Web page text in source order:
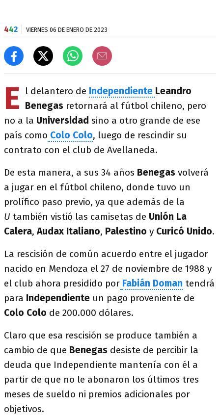
442 VIERNES 06 DE ENERO DE 2023
E l delantero de Independiente Leandro
Benegas retornará al fútbol chileno, pero
no a la Universidad sino a otro grande de ese
país como Colo Colo, luego de rescindir su
contrato con el club de Avellaneda.
De esta manera, a sus 34 años Benegas volverá
a jugar en el fútbol chileno, donde tuvo un
prolífico paso previo, ya que además de la
U también vistió las camisetas de Unión La
Calera,Audax Italiano, Palestino y Curicó Unido.
La rescisión de común acuerdo entre el jugador
nacido en Mendoza el 27 de noviembre de 1988 y
el club ahora presidido por Fabián Doman tendrá
para Independiente un pago proveniente de
Colo Colo de 200.000 dólares.
Claro que esa rescisión se produce también a
cambio de que Benegas desiste de percibir la
deuda que Independiente mantenía con él a
partir de que no le abonaron los últimos tres
meses de sueldo ni premios adicionales por
objetivos.